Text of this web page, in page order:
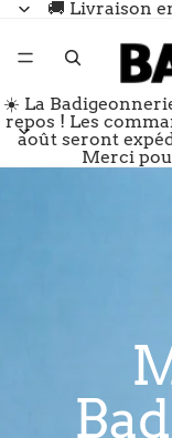
🚚 Livraison
☀️ La
repos ! Les
août seront
Merci